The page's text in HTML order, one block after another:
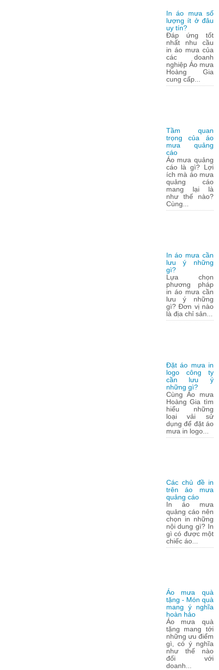
In áo mưa số
lượng ít ở đâu
uy tín?
Đáp ứng tốt
nhất nhu cầu
in áo mưa của
các doanh
nghiệp Áo mưa
Hoàng Gia
cung cấp...
Tầm quan
trọng của áo
mưa quảng
cáo
Áo mưa quảng
cáo là gì? Lợi
ích mà áo mưa
quảng cáo
mang lại là
như thế nào?
Cùng...
In áo mưa cần
lưu ý những
gì?
Lựa chọn
phương pháp
in áo mưa cần
lưu ý những
gì? Đơn vị nào
là địa chỉ sản...
Đặt áo mưa in
logo công ty
cần lưu ý
những gì?
Cùng Áo mưa
Hoàng Gia tìm
hiểu những
loại vải sử
dụng để đặt áo
mưa in logo...
Các chủ đề in
trên áo mưa
quảng cáo
In áo mưa
quảng cáo nên
chọn in những
nội dung gì? In
gì có được một
chiếc áo...
Áo mưa quà
tặng - Món quà
mang ý nghĩa
hoàn hảo
Áo mưa quà
tặng mang tới
những ưu điểm
gì, có ý nghĩa
như thế nào
đối với
doanh...